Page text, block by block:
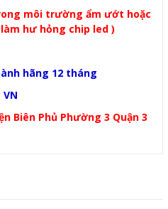
môi trường ẩm ướt hoặc
hư hỏng chip led )
hãng 12 tháng
Biên Phủ Phường 3 Quận 3